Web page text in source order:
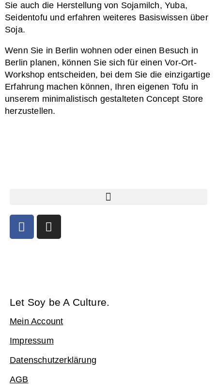
Sie auch die Herstellung von Sojamilch, Yuba,
Seidentofu und erfahren weiteres Basiswissen über
Soja.
Wenn Sie in Berlin wohnen oder einen Besuch in
Berlin planen, können Sie sich für einen Vor-Ort-
Workshop entscheiden, bei dem Sie die einzigartige
Erfahrung machen können, Ihren eigenen Tofu in
unserem minimalistisch gestalteten Concept Store
herzustellen.
Let Soy be A Culture.
Mein Account
Impressum
Datenschutzerklärung
AGB